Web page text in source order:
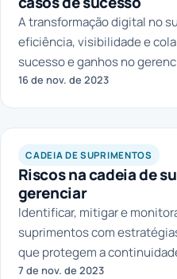
A transformação digital no
eficiência, visibilidade e
sucesso e ganhos no
16 de nov. de 2023
CADEIA DE SUPRIMENTOS
Riscos na cadeia de
gerenciar
Identificar, mitigar e
suprimentos com
que protegem a
7 de nov. de 2023